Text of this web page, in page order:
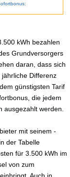
kWh bezahlen
Grundversorgers
daran, dass sich
Differenz
günstigsten Tarif
die jedem
ausgezahlt werden.
mit seinem -
der Tabelle
für 3.500 kWh im
von zum
Auch in